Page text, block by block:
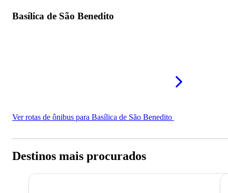
Basílica de São Benedito
Ver rotas de ônibus para Basílica de São Benedito
Destinos mais procurados